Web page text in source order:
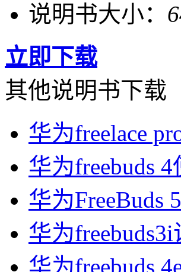
说明书大小：
立即下载
其他说明书下载
华为freelace
华为freebuds
华为FreeBuds
华为
华为freebuds